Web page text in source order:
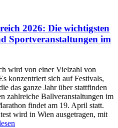
2026: Die wichtigsten
Sportveranstaltungen im
wird von einer Vielzahl von
konzentriert sich auf Festivals,
das ganze Jahr über stattfinden
zahlreiche Ballveranstaltungen im
findet am 19. April statt.
wird in Wien ausgetragen, mit